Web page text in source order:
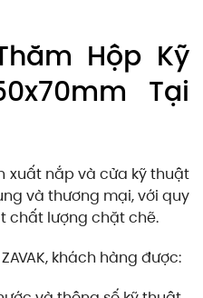
Hộp Kỹ
Tại
xuất nắp và cửa kỹ thuật
và thương mại, với quy
chất lượng chặt chẽ.
khách hàng được: